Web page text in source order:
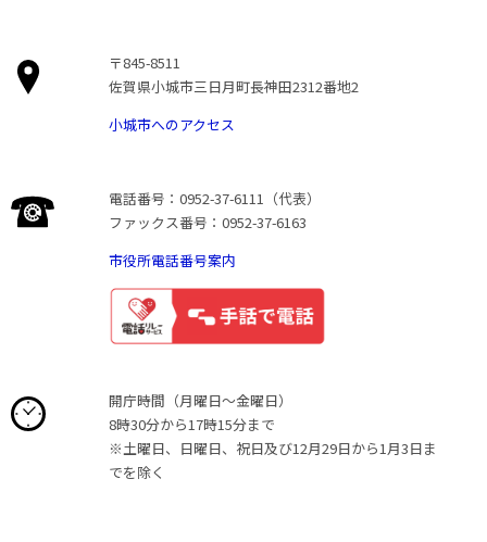
〒845-8511
佐賀県小城市三日月町長神田2312番地2
小城市へのアクセス
電話番号：0952-37-6111（代表）
ファックス番号：0952-37-6163
市役所電話番号案内
開庁時間（月曜日〜金曜日）
8時30分から17時15分まで
※土曜日、日曜日、祝日及び12月29日から1月3日ま
でを除く